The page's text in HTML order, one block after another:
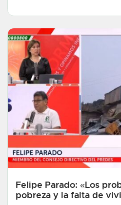
Felipe Parado: «Los
pobreza y la falta de